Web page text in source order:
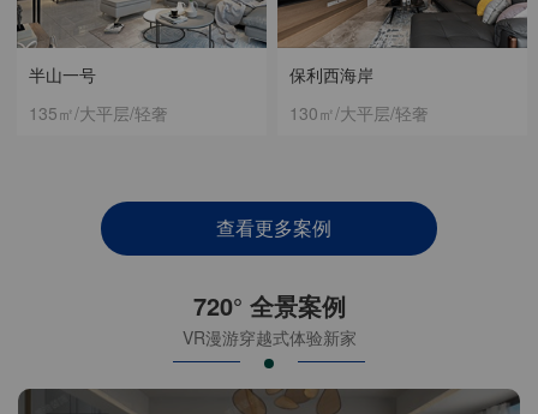
保利西海岸
130㎡/大平层/轻奢
半山一号
135㎡/大平层/轻奢
查看更多案例
720° 全景案例
VR漫游穿越式体验新家